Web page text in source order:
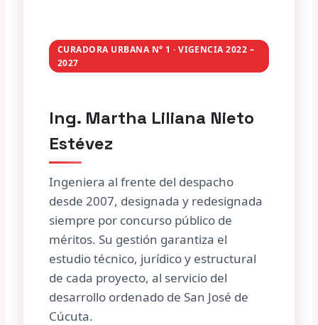
CURADORA URBANA N° 1 · VIGENCIA 2022 –
2027
Ing. Martha Liliana Nieto
Estévez
Ingeniera al frente del despacho
desde 2007, designada y redesignada
siempre por concurso público de
méritos. Su gestión garantiza el
estudio técnico, jurídico y estructural
de cada proyecto, al servicio del
desarrollo ordenado de San José de
Cúcuta.